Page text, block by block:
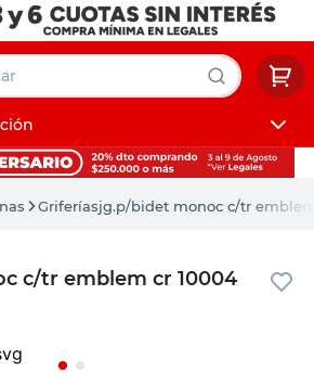
Griferíasjg.p/bidet monoc c/tr
c/tr emblem cr 10004